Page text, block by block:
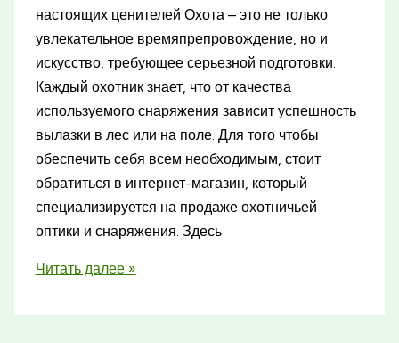
настоящих ценителей Охота – это не только
увлекательное времяпрепровождение, но и
искусство, требующее серьезной подготовки.
Каждый охотник знает, что от качества
используемого снаряжения зависит успешность
вылазки в лес или на поле. Для того чтобы
обеспечить себя всем необходимым, стоит
обратиться в интернет-магазин, который
специализируется на продаже охотничьей
оптики и снаряжения. Здесь
Арсенал
Читать далее »